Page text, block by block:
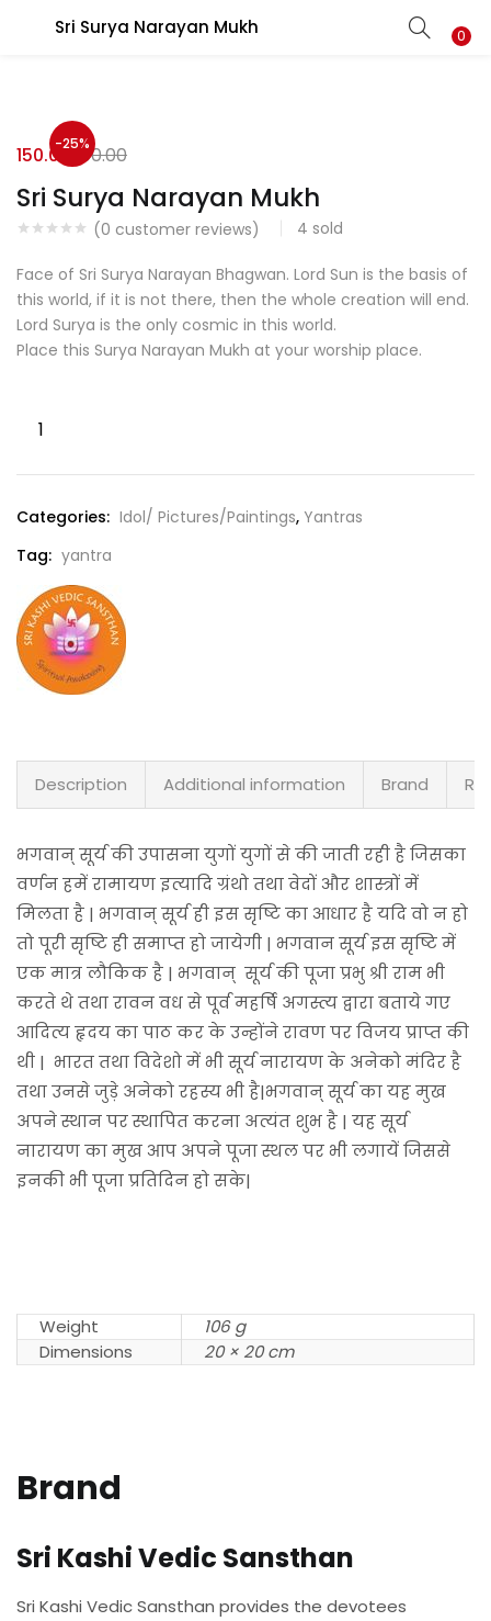
Sri Surya Narayan Mukh 0
-25%
Sri Surya Narayan Mukh
(0 customer reviews) 4 sold
150.00200.00
Face of Sri Surya Narayan Bhagwan. Lord Sun is the basis of
this world, if it is not there, then the whole creation will end.
Lord Surya is the only cosmic in this world.
Place this Surya Narayan Mukh at your worship place.
Categories: Idol/ Pictures/Paintings, Yantras
Tag: yantra
Description Additional information Brand
भगवान् सूर्य की उपासना युगों युगों से की जाती रही है जिसका
वर्णन हमें रामायण इत्यादि ग्रंथो तथा वेदों और शास्त्रों में
मिलता है | भगवान् सूर्य ही इस सृष्टि का आधार है यदि वो न हो
तो पूरी सृष्टि ही समाप्त हो जायेगी | भगवान सूर्य इस सृष्टि में
एक मात्र लौकिक है | भगवान् सूर्य की पूजा प्रभु श्री राम भी
करते थे तथा रावन वध से पूर्व महर्षि अगस्त्य द्वारा बताये गए
आदित्य हृदय का पाठ कर के उन्होंने रावण पर विजय प्राप्त की
थी | भारत तथा विदेशो में भी सूर्य नारायण के अनेको मंदिर है
तथा उनसे जुड़े अनेको रहस्य भी है|भगवान् सूर्य का यह मुख
अपने स्थान पर स्थापित करना अत्यंत शुभ है | यह सूर्य
नारायण का मुख आप अपने पूजा स्थल पर भी लगायें जिससे
इनकी भी पूजा प्रतिदिन हो सके|
Weight
106 g
Dimensions
20 × 20 cm
Brand
Sri Kashi Vedic Sansthan
Sri Kashi Vedic Sansthan provides the devotees
LOGIN
Login with your Social ID
Remember me